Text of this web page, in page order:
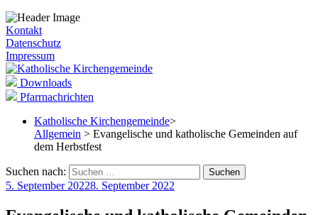
Kontakt
Datenschutz
Impressum
Downloads
Pfarrnachrichten
Katholische Kirchengemeinde>
Allgemein > Evangelische und katholische Gemeinden auf
dem Herbstfest
Suchen nach:
5. September 20228. September 2022